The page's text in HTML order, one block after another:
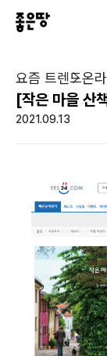
요즘 트렌드온
[작은 마을 산
2021.09.13